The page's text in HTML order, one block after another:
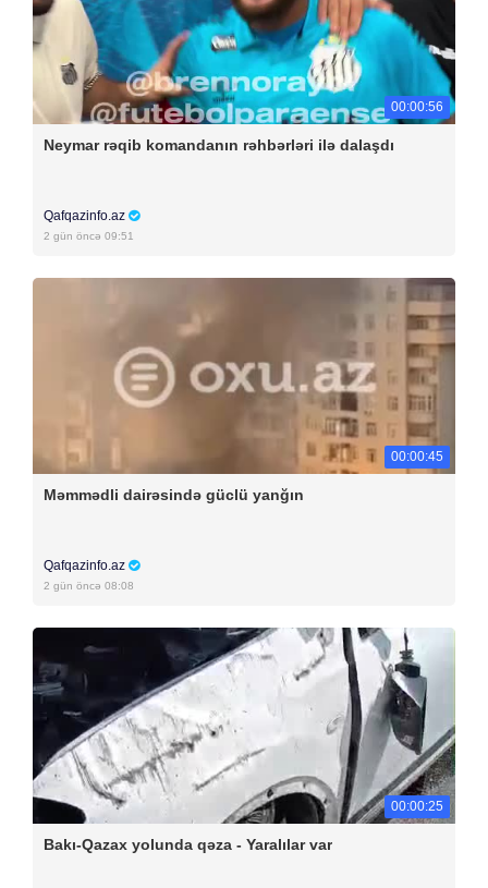
00:00:56
Neymar rəqib komandanın rəhbərləri ilə dalaşdı
Qafqazinfo.az
2 gün öncə 09:51
00:00:45
Məmmədli dairəsində güclü yanğın
Qafqazinfo.az
2 gün öncə 08:08
00:00:25
Bakı-Qazax yolunda qəza - Yaralılar var